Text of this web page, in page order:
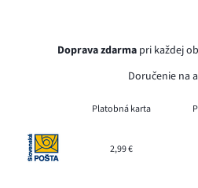
Doprava zdarma pri každej
Doručenie na
Platobná karta
2,99 €